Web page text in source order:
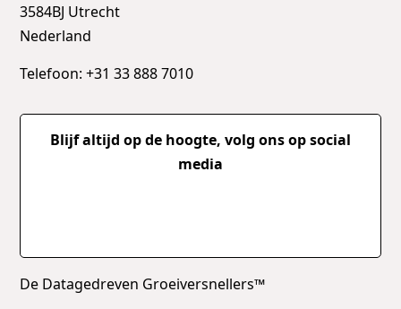
3584BJ Utrecht
Nederland
Telefoon: +31 33 888 7010
Blijf altijd op de hoogte, volg ons op social
media
De Datagedreven Groeiversnellers™